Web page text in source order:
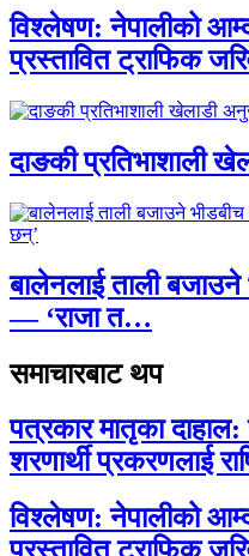
विश्लेषण: नेपालीको
प्रस्तावित ट्राफिक
दाङकी प्रतिभाशाली
बालेनलाई ताली
— ‘राजा त…
समाचारबाट थप
पत्रकार मातृका
शरणार्थी प्रकरणलाई
विश्लेषण: नेपालीको